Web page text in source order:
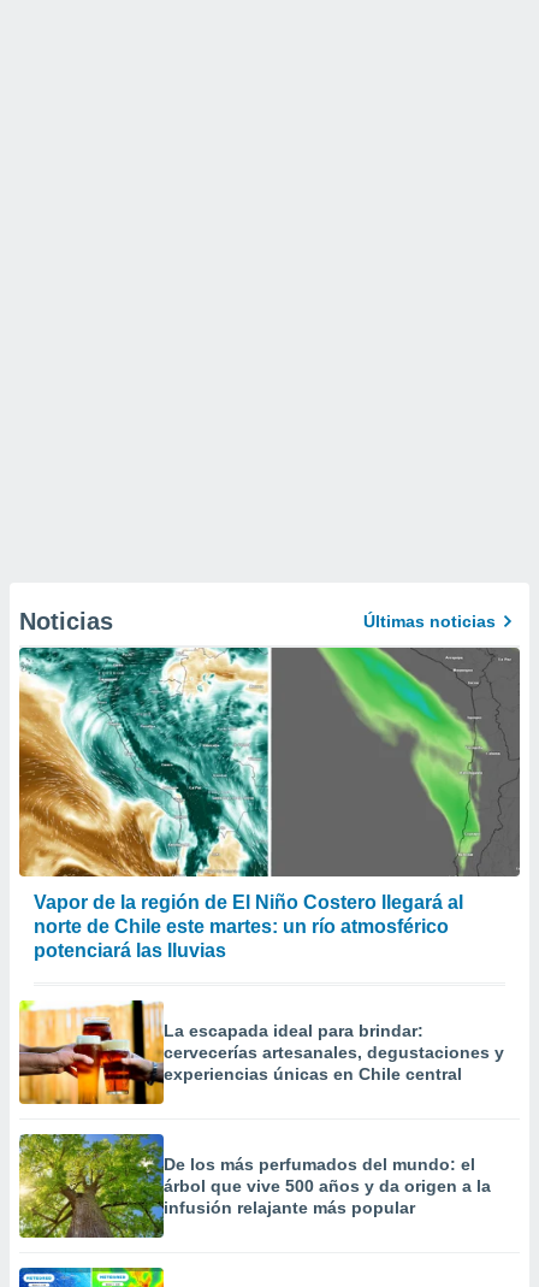
Noticias Últimas noticias
Vapor de la región de El Niño Costero llegará al
norte de Chile este martes: un río atmosférico
potenciará las lluvias
La escapada ideal para brindar:
cervecerías artesanales, degustaciones y
experiencias únicas en Chile central
De los más perfumados del mundo: el
árbol que vive 500 años y da origen a la
infusión relajante más popular